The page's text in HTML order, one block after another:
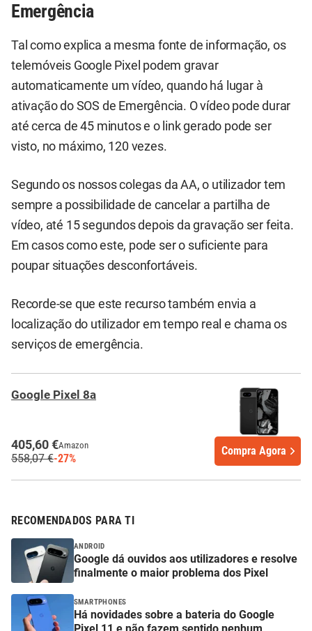
Emergência
Tal como explica a mesma fonte de informação, os
telemóveis Google Pixel podem gravar
automaticamente um vídeo, quando há lugar à
ativação do SOS de Emergência. O vídeo pode durar
até cerca de 45 minutos e o link gerado pode ser
visto, no máximo, 120 vezes.
Segundo os nossos colegas da AA, o utilizador tem
sempre a possibilidade de cancelar a partilha de
vídeo, até 15 segundos depois da gravação ser feita.
Em casos como este, pode ser o suficiente para
poupar situações desconfortáveis.
Recorde-se que este recurso também envia a
localização do utilizador em tempo real e chama os
serviços de emergência.
Google Pixel 8a
405,60 €Amazon
558,07 €-27%
Compra Agora
RECOMENDADOS PARA TI
ANDROID
Google dá ouvidos aos utilizadores e resolve
finalmente o maior problema dos Pixel
SMARTPHONES
Há novidades sobre a bateria do Google